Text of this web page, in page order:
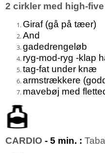
2 cirkler med high-five
Giraf (gå på tæer)
And
gadedrengeløb
ryg-mod-ryg -klap
tag-fat under knæ
armstrækkere
mavebøj med
CARDIO - 5 min. :